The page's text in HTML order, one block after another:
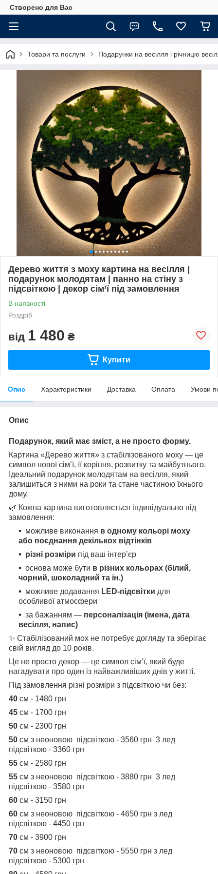
Створено для Вас
Товари та послуги Подарунки на весілля і річницю
Дерево життя з моху картина на весілля |
подарунок молодятам | панно на стіну з
підсвіткою | декор сім’ї під замовлення
В наявності
Роздріб
від 1 480 ₴
Купити
Опис Характеристики Доставка Оплата Умови
Опис
Подарунок, який має зміст, а не просто форму.
Картина «Дерево життя» з стабілізованого моху — це
символ нової сім’ї, її коріння, розвитку та майбутнього.
Ідеальний подарунок молодятам на весілля, який
залишиться з ними на роки та стане частиною їхнього
дому.
🌿 Кожна картина виготовляється індивідуально під
замовлення:
можливе виконання в одному кольорі моху
або поєднання декількох відтінків
різні розміри під ваш інтер’єр
основа може бути в різних кольорах (білий,
чорний, шоколадний та ін.)
можливе додавання LED-підсвітки для
особливої атмосфери
за бажанням — персоналізація (імена, дата
весілля, напис)
✨ Стабілізований мох не потребує догляду та зберігає
свій вигляд до 10 років.
Це не просто декор — це символ сім’ї, який буде
нагадувати про один із найважливіших днів у житті.
Під замовлення різні розміри з підсвіткою чи без:
40 см - 1480 грн
45 см - 1700 грн
50 см - 2300 грн
50 см з неоновою підсвіткою - 3560 грн 3 лед
підсвіткою - 3360 грн
55 см - 2580 грн
55 см з неоновою підсвіткою - 3880 грн 3 лед
підсвіткою - 3580 грн
60 см - 3150 грн
60 см з неоновою підсвіткою - 4650 грн з лед
підсвіткою - 4450 грн
70 см - 3900 грн
70 см з неоновою підсвіткою - 5550 грн з лед
підсвіткою - 5300 грн